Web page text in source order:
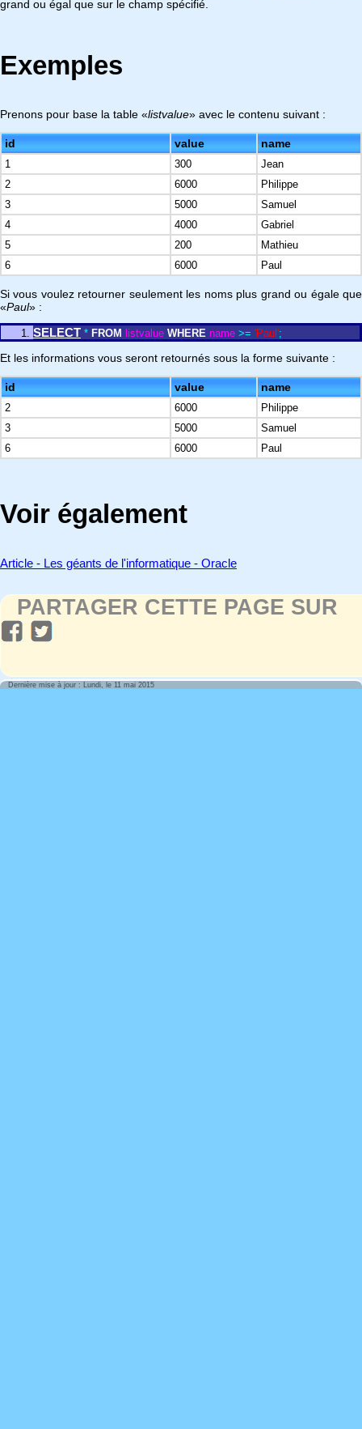
grand ou égal que sur le champ spécifié.
Exemples
Prenons pour base la table «listvalue» avec le contenu suivant :
id value name
1 300
Jean
2
6000
Philippe
3
5000
Samuel
4
4000
Gabriel
5
200
Mathieu
6
6000 Paul
Si vous voulez retourner seulement les noms plus grand ou égale que
«Paul» :
SELECT * FROM listvalue WHERE name >= 'Paul';
Et les informations vous seront retournés sous la forme suivante :
id value name
2 6000
Philippe
3
5000
Samuel
6
6000 Paul
Voir également
Article - Les géants de l'informatique - Oracle
PARTAGER CETTE PAGE SUR
Dernière mise à jour : Lundi, le 11 mai 2015